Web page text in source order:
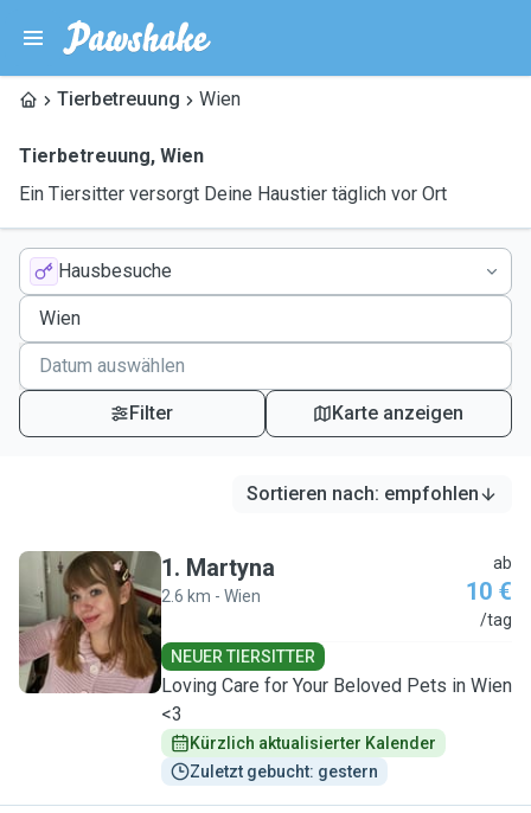
Tierbetreuung Wien
Tierbetreuung, Wien
Ein Tiersitter versorgt Deine Haustier täglich vor Ort
Hausbesuche
Filter Karte anzeigen
Sortieren nach: empfohlen
M
1. Martyna
2.6 km - Wien
ab
10 €
/tag
NEUER TIERSITTER
Loving Care for Your Beloved Pets in Wien
<3
Kürzlich aktualisierter Kalender
Zuletzt gebucht: gestern